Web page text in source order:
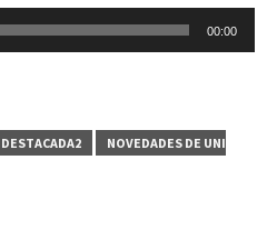
00:00
DESTACADA2
NOVEDADES DE UNI